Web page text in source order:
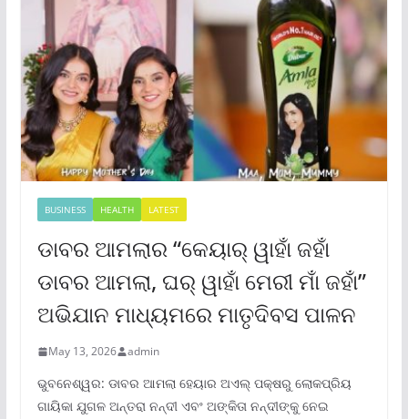
BUSINESS HEALTH LATEST
ଡାବର ଆମଲାର “କେୟାର୍ ୱାହାଁ ଜହାଁ
ଡାବର ଆମଲା, ଘର୍ ୱାହାଁ ମେରୀ ମାଁ ଜହାଁ”
ଅଭିଯାନ ମାଧ୍ୟମରେ ମାତୃଦିବସ ପାଳନ
May 13, 2026 admin
ଭୁବନେଶ୍ୱର: ଡାବର ଆମଲା ହେୟାର ଅଏଲ୍ ପକ୍ଷରୁ ଲୋକପ୍ରିୟ
ଗାୟିକା ଯୁଗଳ ଅନ୍ତରା ନନ୍ଦୀ ଏବଂ ଅଙ୍କିତା ନନ୍ଦୀଙ୍କୁ ନେଇ